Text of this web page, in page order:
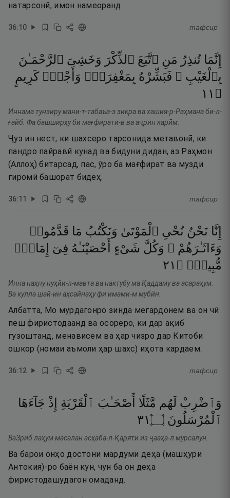
натарсонӣ, имон намеоранд.
36:10 тафсир
إِنَّمَا تُنذِرُ مَنِ ٱتَّبَعَ ٱلذِّكْرَ وَخَشِىَ ٱلرَّحْمَـٰنَ
بِٱلْغَيْبِ ۖ فَبَشِّرْهُ بِمَغْفِرَةٍۢ وَأَجْرٍۢ كَرِيمٍ
۝ ١١
Иннама тунзиру мани-т-табаъа-з зикра ва хашия-р-Раҳмана би-л-
ғайб. Фа башширҳу би мағфирати-в ва аҷрин карӣм.
Ҷуз ин нест, ки шахсеро тарсонида метавонӣ, ки
пандро пайравӣ кунад ва бидуни дидан, аз Раҳмон
(Аллоҳ) битарсад, пас, ӯро ба мағфират ва музди
гиромӣ башорат бидеҳ.
36:11 тафсир
إِنَّا نَحْنُ نُحْىِ ٱلْمَوْتَىٰ وَنَكْتُبُ مَا قَدَّمُوا۟
وَءَاثَـٰرَهُمْ ۚ وَكُلَّ شَىْءٍ أَحْصَيْنَـٰهُ فِىٓ
إِمَامٍۢ
مُّبِينٍۢ ۝ ١٢
Инна наҳну нуҳйи-л-мавта ва нактубу ма Қаддаму ва асараҳум.
Ва кулла шай-ин аҳсайнаҳу фи имами-м мубӣн.
Албатта, Мо мурдагонро зинда мегардонем ва он чӣ
пеш фиристодаанд ва осореро, ки дар ақиб
гузоштанд, менависем ва ҳар чизро дар Китоби
ошкор (номаи аъмоли ҳар шахс) иҳота кардаем.
36:12 тафсир
وَٱضْرِبْ لَهُم مَّثَلًا أَصْحَـٰبَ ٱلْقَرْيَةِ إِذْ جَآءَهَا
ٱلْمُرْسَلُونَ ۝١٣
ВаЗриб лаҳум масалан асҳаба-л-Қаряти из ҷааҳа-л мурсалун.
Ва барои онҳо достони мардуми деҳа (машҳури
Антокия)-ро баён кун, чун ба он деҳа
фиристодашудагон омаданд.